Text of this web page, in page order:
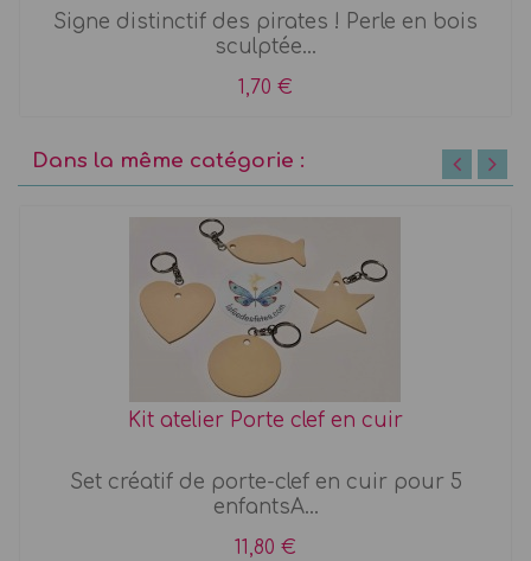
Signe distinctif des pirates ! Perle en bois
sculptée...
1,70 €
Dans la même catégorie :
Kit atelier Porte clef en cuir
Set créatif de porte-clef en cuir pour 5
enfantsA...
11,80 €